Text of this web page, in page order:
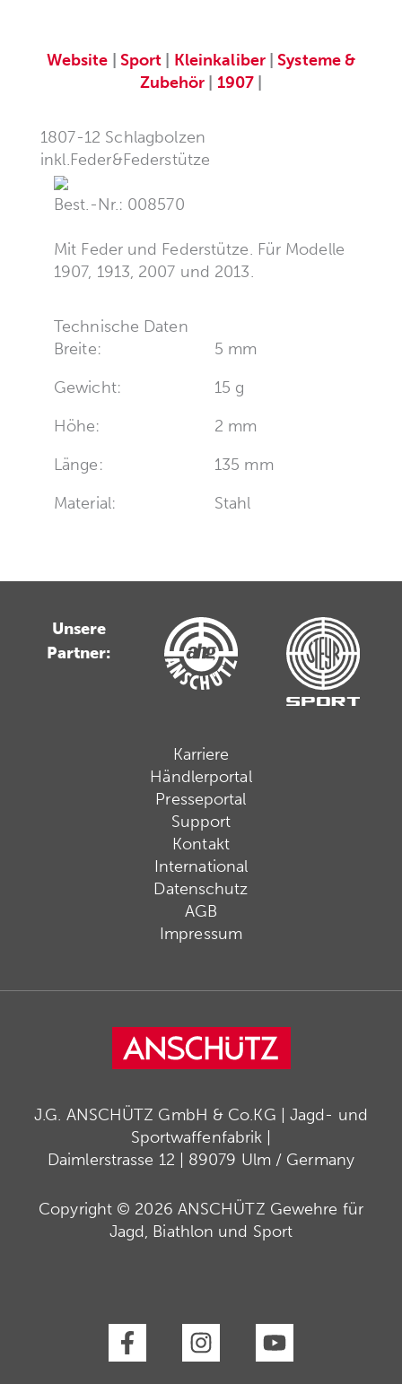
Website Sport Kleinkaliber|Systeme &
Zubehör
1907
1807-12 Schlagbolzen
inkl.Feder&Federstütze
Best.-Nr.: 008570
Mit Feder und Federstütze. Für Modelle
1907, 1913, 2007 und 2013.
Technische Daten
Breite:
5 mm
Gewicht:
15 g
Höhe:
2 mm
Länge:
135 mm
Material:
Stahl
Unsere
Partner:
Karriere
Händlerportal
Presseportal
Support
Kontakt
International
Datenschutz
AGB
Impressum
J.G. ANSCHÜTZ GmbH & Co.KG | Jagd- und
Sportwaffenfabrik |
Daimlerstrasse 12 | 89079 Ulm / Germany
Copyright © 2026 ANSCHÜTZ Gewehre für
Jagd, Biathlon und Sport